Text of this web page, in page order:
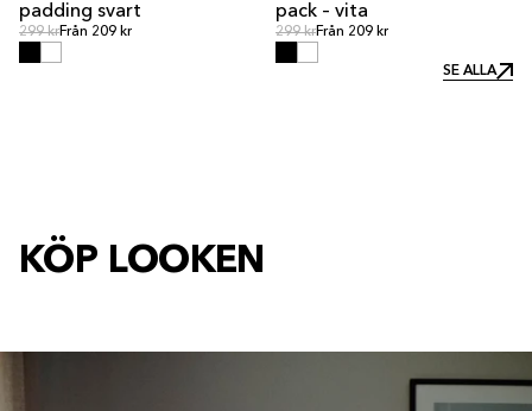
padding svart
Ordinarie pris
299 krOrdinarie pris
Från 209 kr
pack – vita
Ordinarie pris
299 krOrdinarie pris
Från 209 kr
SE ALLA
KÖP LOOKEN